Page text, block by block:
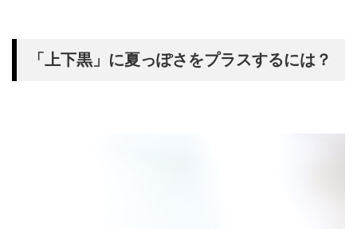
「上下黒」に夏っぽさをプラスするには？